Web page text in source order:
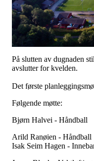
På slutten av dugnaden
avslutter for kvelden.
Det første
Følgende møtte:
Bjørn Halvei - Håndball
Arild Ranøien - Håndball
Isak Seim Hagen -